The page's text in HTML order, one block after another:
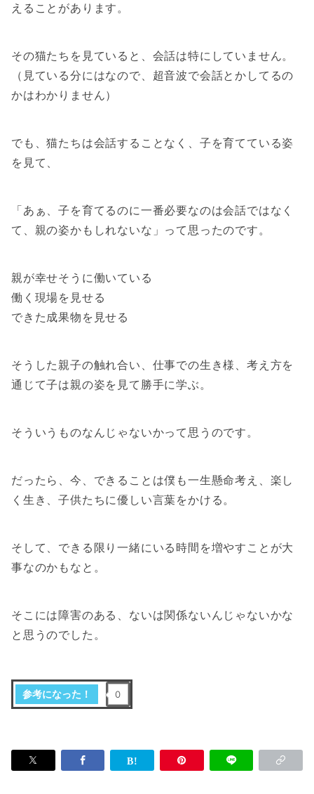
えることがあります。
その猫たちを見ていると、会話は特にしていません。
（見ている分にはなので、超音波で会話とかしてるの
かはわかりません）
でも、猫たちは会話することなく、子を育てている姿
を見て、
「あぁ、子を育てるのに一番必要なのは会話ではなく
て、親の姿かもしれないな」って思ったのです。
親が幸せそうに働いている
働く現場を見せる
できた成果物を見せる
そうした親子の触れ合い、仕事での生き様、考え方を
通じて子は親の姿を見て勝手に学ぶ。
そういうものなんじゃないかって思うのです。
だったら、今、できることは僕も一生懸命考え、楽し
く生き、子供たちに優しい言葉をかける。
そして、できる限り一緒にいる時間を増やすことが大
事なのかもなと。
そこには障害のある、ないは関係ないんじゃないかな
と思うのでした。
参考になった！ 0